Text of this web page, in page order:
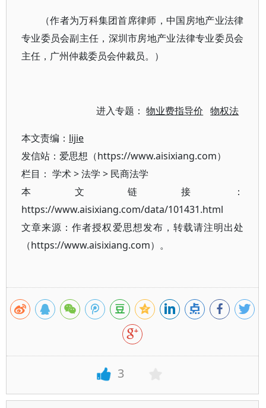
（作者为万科集团首席律师，中国房地产业法律
专业委员会副主任，深圳市房地产业法律专业委员会
主任，广州仲裁委员会仲裁员。）
进入专题：物业费指导价 物权法
本文责编： lijie
发信站：爱思想（https://www.aisixiang.com）
栏目： 学术>法学 > 民商法学
本文链接：
https://www.aisixiang.com/data/101431.html
文章来源：作者授权爱思想发布，转载请注明出处
（https://www.aisixiang.com）。
3